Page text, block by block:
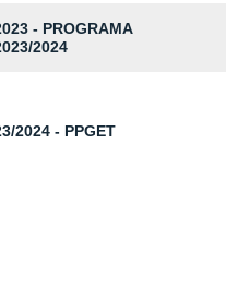
- PROGRAMA
2024
2024 - PPGET